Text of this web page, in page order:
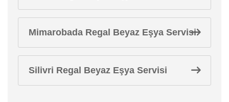
Mimarobada Regal Beyaz Eşya Servisi
Silivri Regal Beyaz Eşya Servisi